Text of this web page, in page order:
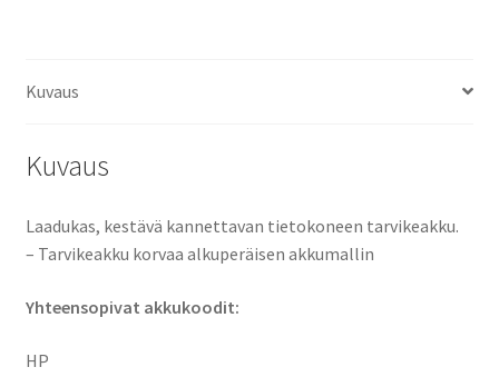
-
Pol
4200mAh
32Wh
HP
121, 775624-
Kuvaus
Kuvaus
Laadukas, kestävä kannettavan tietokoneen tarvikeakku.
– Tarvikeakku korvaa alkuperäisen akkumallin
Yhteensopivat akkukoodit:
HP